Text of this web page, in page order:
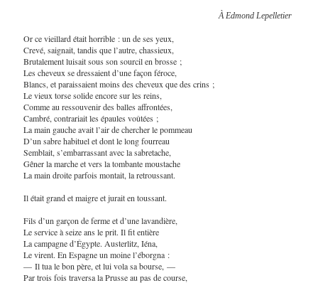
À Edmond Lepelletier
Or ce vieillard était horrible : un de ses yeux,
Crevé, saignait, tandis que l’autre, chassieux,
Brutalement luisait sous son sourcil en brosse ;
Les cheveux se dressaient d’une façon féroce,
Blancs, et paraissaient moins des cheveux que des crins ;
Le vieux torse solide encore sur les reins,
Comme au ressouvenir des balles affrontées,
Cambré, contrariait les épaules voûtées ;
La main gauche avait l’air de chercher le pommeau
D’un sabre habituel et dont le long fourreau
Semblait, s’embarrassant avec la sabretache,
Gêner la marche et vers la tombante moustache
La main droite parfois montait, la retroussant.
Il était grand et maigre et jurait en toussant.
Fils d’un garçon de ferme et d’une lavandière,
Le service à seize ans le prit. Il fit entière
La campagne d’Égypte. Austerlitz, Iéna,
Le virent. En Espagne un moine l’éborgna :
— Il tua le bon père, et lui vola sa bourse, —
Par trois fois traversa la Prusse au pas de course,